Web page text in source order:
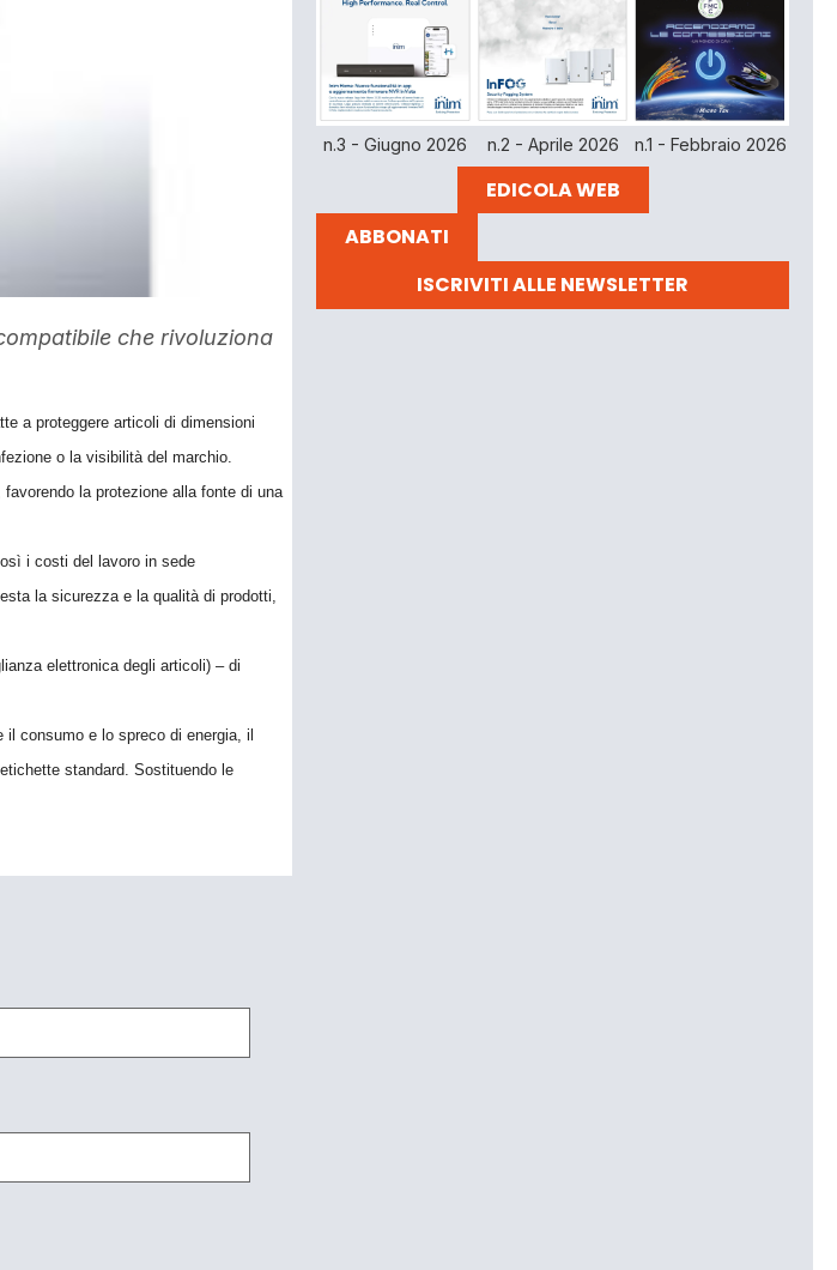
che rivoluziona
a proteggere articoli di dimensioni
o la visibilità del marchio.
la protezione alla fonte di una
i costi del lavoro in sede
la sicurezza e la qualità di prodotti,
elettronica degli articoli) – di
il consumo e lo spreco di energia, il
standard. Sostituendo le
n.3 - Giugno 2026 n.2 - Aprile 2026 n.1 - Febbraio 2026
EDICOLA WEB
ABBONATI
ISCRIVITI ALLE NEWSLETTER